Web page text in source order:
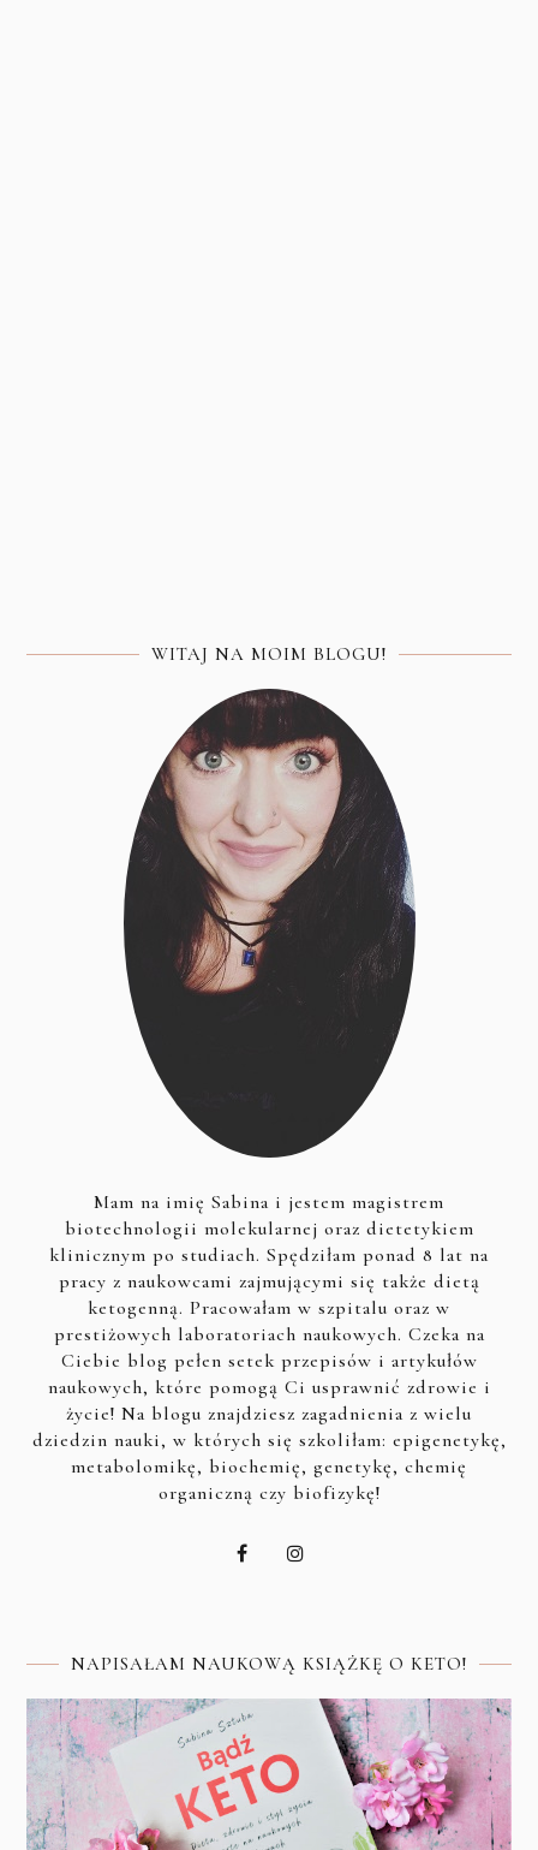
WITAJ NA MOIM BLOGU!
Mam na imię Sabina i jestem magistrem
biotechnologii molekularnej oraz dietetykiem
klinicznym po studiach. Spędziłam ponad 8 lat na
pracy z naukowcami zajmującymi się także dietą
ketogenną. Pracowałam w szpitalu oraz w
prestiżowych laboratoriach naukowych. Czeka na
Ciebie blog pełen setek przepisów i artykułów
naukowych, które pomogą Ci usprawnić zdrowie i
życie! Na blogu znajdziesz zagadnienia z wielu
dziedzin nauki, w których się szkoliłam: epigenetykę,
metabolomikę, biochemię, genetykę, chemię
organiczną czy biofizykę!
NAPISAŁAM NAUKOWĄ KSIĄŻKĘ O KETO!